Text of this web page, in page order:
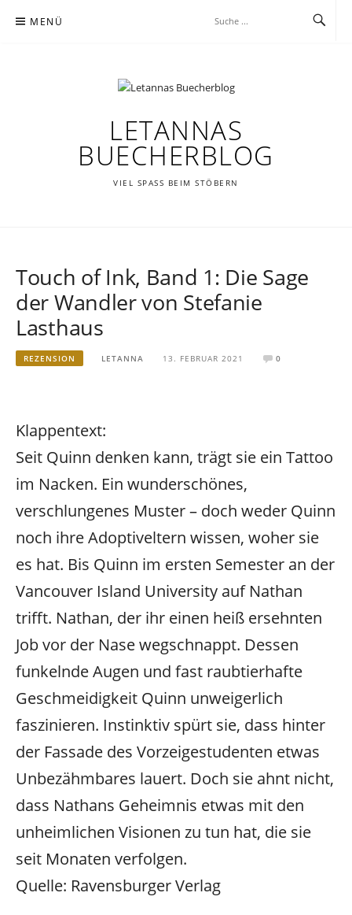
Inhalt MENÜ
LETANNAS
BUECHERBLOG
VIEL SPASS BEIM STÖBERN
Touch of Ink, Band 1: Die Sage
der Wandler von Stefanie
Lasthaus
REZENSION LETANNA 13. FEBRUAR 2021 0
Klappentext:
Seit Quinn denken kann, trägt sie ein Tattoo
im Nacken. Ein wunderschönes,
verschlungenes Muster – doch weder Quinn
noch ihre Adoptiveltern wissen, woher sie
es hat. Bis Quinn im ersten Semester an der
Vancouver Island University auf Nathan
trifft. Nathan, der ihr einen heiß ersehnten
Job vor der Nase wegschnappt. Dessen
funkelnde Augen und fast raubtierhafte
Geschmeidigkeit Quinn unweigerlich
faszinieren. Instinktiv spürt sie, dass hinter
der Fassade des Vorzeigestudenten etwas
Unbezähmbares lauert. Doch sie ahnt nicht,
dass Nathans Geheimnis etwas mit den
unheimlichen Visionen zu tun hat, die sie
seit Monaten verfolgen.
Quelle: Ravensburger Verlag